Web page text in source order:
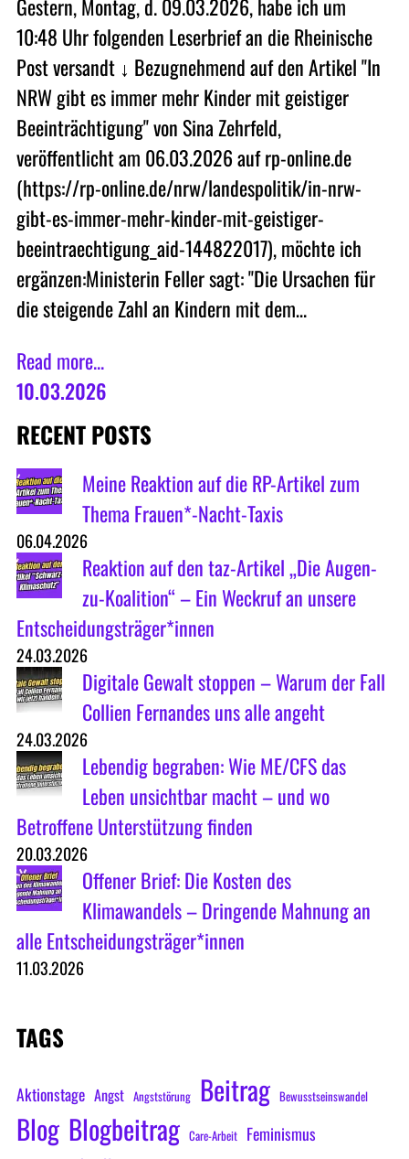
Gestern, Montag, d. 09.03.2026, habe ich um
10:48 Uhr folgenden Leserbrief an die Rheinische
Post versandt ↓ Bezugnehmend auf den Artikel "In
NRW gibt es immer mehr Kinder mit geistiger
Beeinträchtigung" von Sina Zehrfeld,
veröffentlicht am 06.03.2026 auf rp-online.de
(https://rp-online.de/nrw/landespolitik/in-nrw-
gibt-es-immer-mehr-kinder-mit-geistiger-
beeintraechtigung_aid-144822017), möchte ich
ergänzen:Ministerin Feller sagt: "Die Ursachen für
die steigende Zahl an Kindern mit dem…
Read more...
10.03.2026
RECENT POSTS
Meine Reaktion auf die RP-Artikel zum
Thema Frauen*-Nacht-Taxis
06.04.2026
Reaktion auf den taz-Artikel „Die Augen-
zu-Koalition“ – Ein Weckruf an unsere
Entscheidungsträger*innen
24.03.2026
Digitale Gewalt stoppen – Warum der Fall
Collien Fernandes uns alle angeht
24.03.2026
Lebendig begraben: Wie ME/CFS das
Leben unsichtbar macht – und wo
Betroffene Unterstützung finden
20.03.2026
Offener Brief: Die Kosten des
Klimawandels – Dringende Mahnung an
alle Entscheidungsträger*innen
11.03.2026
TAGS
Aktionstage Angst Angststörung Beitrag Bewusstseinswandel
Blog Blogbeitrag Care-Arbeit Feminismus